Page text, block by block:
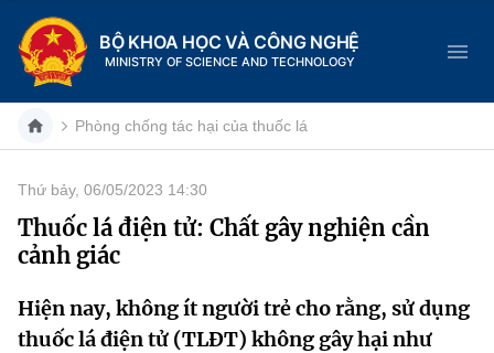
BỘ KHOA HỌC VÀ CÔNG NGHỆ
MINISTRY OF SCIENCE AND TECHNOLOGY
Danh mục
Trang chủ
Giới thiệu
Phòng chống tác hại của thuốc lá
Thứ bảy, 06/05/2023 14:30
Thuốc lá điện tử: Chất gây nghiện cần
cảnh giác
Hiện nay, không ít người trẻ cho rằng, sử dụng
thuốc lá điện tử (TLĐT) không gây hại như